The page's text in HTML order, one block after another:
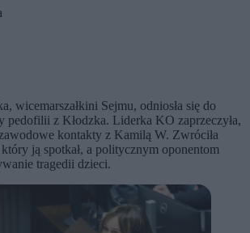
wicemarszałkini Sejmu, odniosła się do
pedofilii z Kłodzka. Liderka KO zaprzeczyła,
kontakty z Kamilą W. Zwróciła
ją spotkał, a politycznym oponentom
tragedii dzieci.